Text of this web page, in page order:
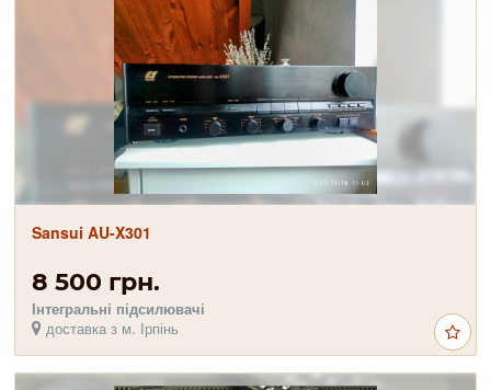
Sansui AU-X301
8 500 грн.
Інтегральні підсилювачі
доставка з м. Ірпінь